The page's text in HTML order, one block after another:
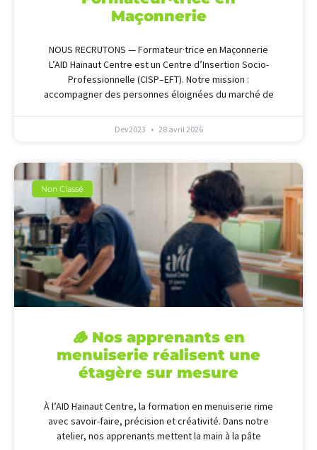
Maçonnerie
NOUS RECRUTONS — Formateur·trice en Maçonnerie
L’AID Hainaut Centre est un Centre d’Insertion Socio-
Professionnelle (CISP–EFT). Notre mission :
accompagner des personnes éloignées du marché de
Dev2023 28 avril 2026
Non Classé
🪵 Nos apprenants en
menuiserie réalisent une
étagère sur mesure
À l’AID Hainaut Centre, la formation en menuiserie rime
avec savoir-faire, précision et créativité. Dans notre
atelier, nos apprenants mettent la main à la pâte